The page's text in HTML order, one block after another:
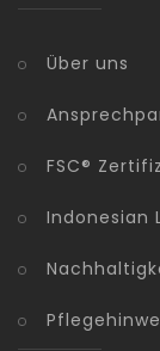
Über uns
FSC®
Indonesian